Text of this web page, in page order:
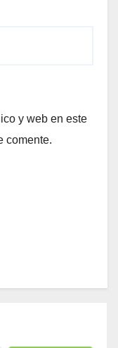
y web en este
comente.